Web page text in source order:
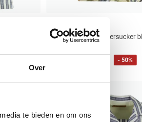
Over
te bieden en om ons
overhemd beige seersucker
- 50%